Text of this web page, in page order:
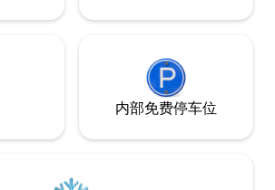
内部免费停车位